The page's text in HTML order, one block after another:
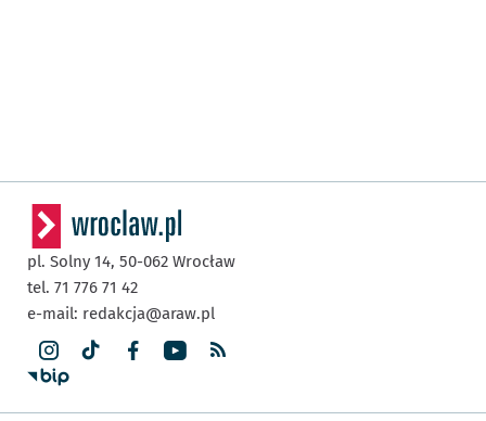
pl. Solny 14, 50-062 Wrocław
tel. 71 776 71 42
e-mail: redakcja@araw.pl